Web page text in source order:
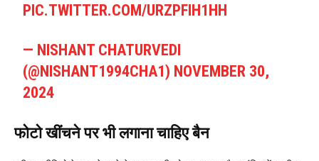
PIC.TWITTER.COM/URZPFIH1HH
— NISHANT CHATURVEDI
(@NISHANT1994CHA1) NOVEMBER 30,
2024
फोटो खींचने पर भी लगाना चाहिए बैन